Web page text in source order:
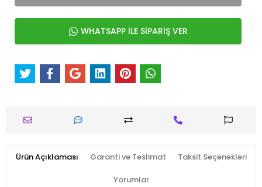
WHATSAPP İLE SİPARİŞ VER
Ürün Açıklaması Garanti ve Teslimat Taksit Seçenekleri
Yorumlar